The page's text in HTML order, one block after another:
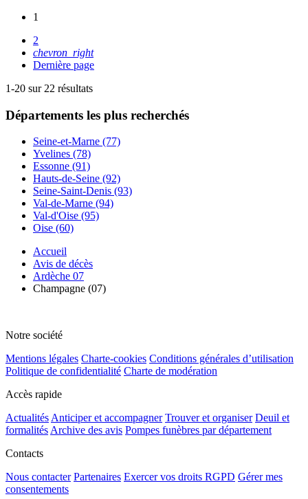
1
2
chevron_right
Dernière page
1-20 sur 22 résultats
Départements les plus recherchés
Seine-et-Marne (77)
Yvelines (78)
Essonne (91)
Hauts-de-Seine (92)
Seine-Saint-Denis (93)
Val-de-Marne (94)
Val-d'Oise (95)
Oise (60)
Accueil
Avis de décès
Ardèche 07
Champagne (07)
Notre société
Mentions légales Charte-cookies Conditions générales d’utilisation
Politique de confidentialité Charte de modération
Accès rapide
Actualités Anticiper et accompagner Trouver et organiser Deuil et
formalités Archive des avis Pompes funèbres par département
Contacts
Nous contacter Partenaires Exercer vos droits RGPD Gérer mes
consentements